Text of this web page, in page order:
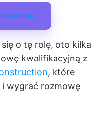
szablon
się o tę rolę, oto kilka
kwalifikacyjną z
, które
wygrać rozmowę